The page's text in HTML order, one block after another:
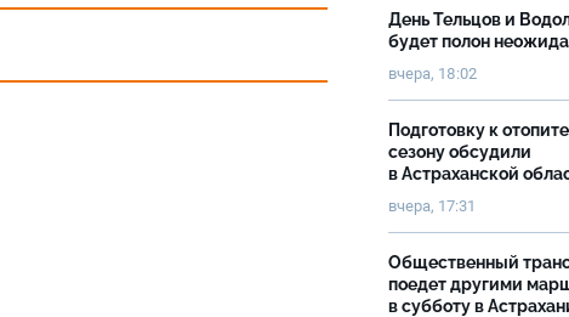
День Тельцов и
будет полон
вчера, 18:02
Подготовку к
сезону обсудили
в Астраханской
вчера, 17:31
Общественный
поедет другими
в субботу в